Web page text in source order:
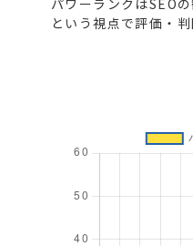
パワーランクはSEO
という視点で評価・判